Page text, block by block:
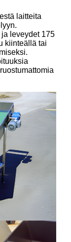
laitteita
ja leveydet 175
kiinteällä tai